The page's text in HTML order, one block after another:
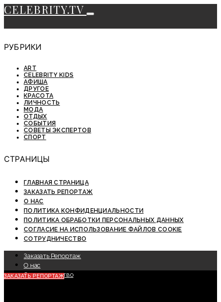
CELEBRITY.TV
РУБРИКИ
ART
CELEBRITY KIDS
АФИША
ДРУГОЕ
КРАСОТА
ЛИЧНОСТЬ
МОДА
ОТДЫХ
СОБЫТИЯ
СОВЕТЫ ЭКСПЕРТОВ
СПОРТ
СТРАНИЦЫ
ГЛАВНАЯ СТРАНИЦА
ЗАКАЗАТЬ РЕПОРТАЖ
О НАС
ПОЛИТИКА КОНФИДЕНЦИАЛЬНОСТИ
ПОЛИТИКА ОБРАБОТКИ ПЕРСОНАЛЬНЫХ ДАННЫХ
СОГЛАСИЕ НА ИСПОЛЬЗОВАНИЕ ФАЙЛОВ COOKIE
СОТРУДНИЧЕСТВО
Заказать Репортаж
О нас
Сотрудничество
ЗАКАЗАТЬ РЕПОРТАЖ